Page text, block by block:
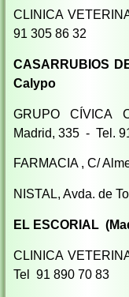
CLINICA
91 305 86 32
CASARRUBIOS
Calypo
GRUPO CÍVICA
Madrid, 335 - Tel.
FARMACIA , C/
NISTAL, Avda. de
EL ESCORIAL
CLINICA
Tel 91 890 70 83